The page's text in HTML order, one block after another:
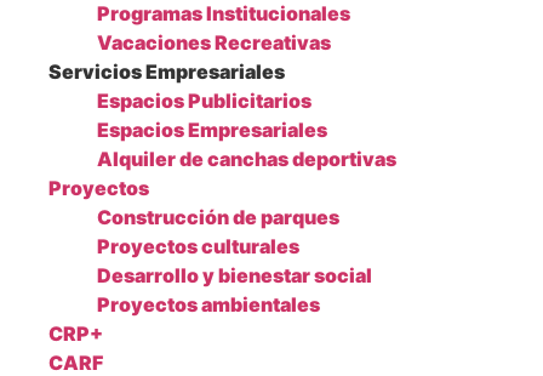
Programas Institucionales
Vacaciones Recreativas
Servicios Empresariales
Espacios Publicitarios
Espacios Empresariales
Alquiler de canchas deportivas
Proyectos
Construcción de parques
Proyectos culturales
Desarrollo y bienestar social
Proyectos ambientales
CRP+
CARF